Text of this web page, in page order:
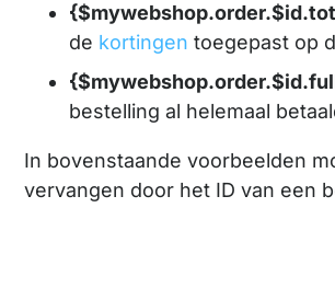
de kortingen toegepast op
bestelling al helemaal
In bovenstaande voorbeelden
vervangen door het ID van een